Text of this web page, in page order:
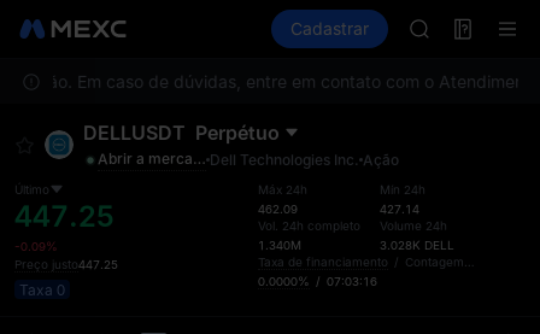
TradFi Information
Cadastrar
HFT
UNITREE
UNITREE
Unitree
Em caso de dúvidas, entre em contato com o Atendimento
DELLUSDT Perpétuo
Abrir a mercado Dell Technologies Inc. Ação
Último
447.25
-0.09%
Preço justo447.25
Taxa 0
Máx 24h
462.09
Vol. 24h completo
1.340M
Mín 24h
427.14
Volume 24h
3.028K DELL
Taxa de financiamento /
0.0000% / 07:03:16